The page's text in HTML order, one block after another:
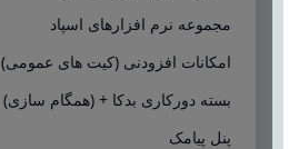
مجموعه نرم افزارهای اسپاد
امکانات افزودنی (کیت های عمومی)
بسته دورکاری بدکا + (همگام سازی)
پنل پیامک